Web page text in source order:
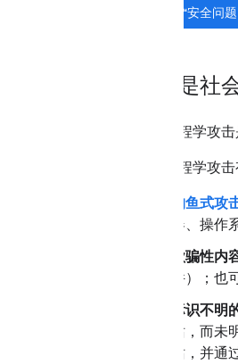
打开“安全问
什么是社
社会工程学攻
社会工程学攻
钓鱼式攻
器、操作
欺骗性内
件）；
标识不明
站，而
站，并